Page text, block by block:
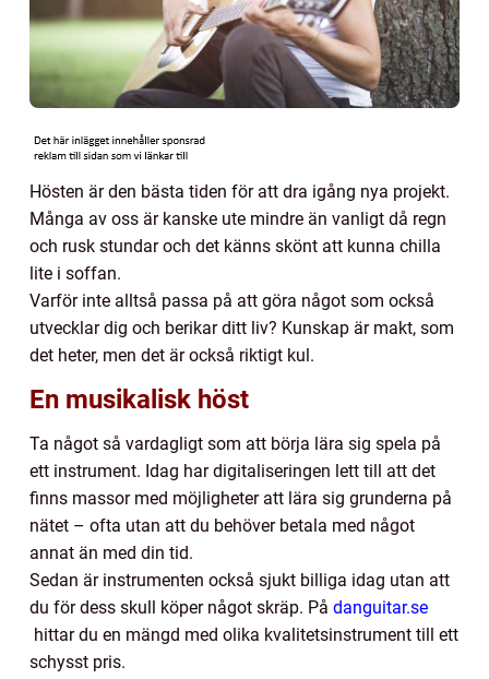
Hösten är den bästa tiden för att dra igång nya projekt.
Många av oss är kanske ute mindre än vanligt då regn
och rusk stundar och det känns skönt att kunna chilla
lite i soffan.
Varför inte alltså passa på att göra något som också
utvecklar dig och berikar ditt liv? Kunskap är makt, som
det heter, men det är också riktigt kul.
En musikalisk höst
Ta något så vardagligt som att börja lära sig spela på
ett instrument. Idag har digitaliseringen lett till att det
finns massor med möjligheter att lära sig grunderna på
nätet – ofta utan att du behöver betala med något
annat än med din tid.
Sedan är instrumenten också sjukt billiga idag utan att
du för dess skull köper något skräp. På danguitar.se
hittar du en mängd med olika kvalitetsinstrument till ett
schysst pris.